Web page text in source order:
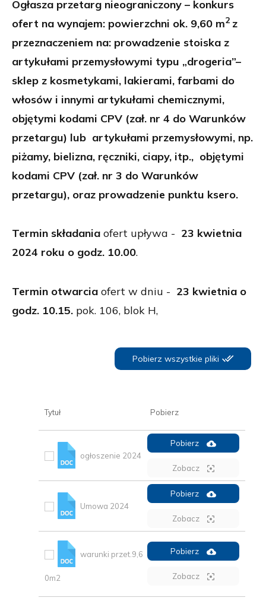
Ogłasza przetarg nieograniczony – konkurs
ofert na wynajem: powierzchni ok. 9,60 m2 z
przeznaczeniem na: prowadzenie stoiska z
artykułami przemysłowymi typu „drogeria”–
sklep z kosmetykami, lakierami, farbami do
włosów i innymi artykułami chemicznymi,
objętymi kodami CPV (zał. nr 4 do Warunków
przetargu) lub artykułami przemysłowymi, np.
piżamy, bielizna, ręczniki, ciapy, itp., objętymi
kodami CPV (zał. nr 3 do Warunków
przetargu), oraz prowadzenie punktu ksero.
Termin składania ofert upływa - 23 kwietnia
2024 roku o godz. 10.00.
Termin otwarcia ofert w dniu - 23 kwietnia o
godz. 10.15. pok. 106, blok H,
Pobierz wszystkie pliki
Tytuł Pobierz
ogłoszenie 2024
Pobierz
Zobacz
Umowa 2024
Pobierz
Zobacz
warunki przet.9,6
0m2
Pobierz
Zobacz